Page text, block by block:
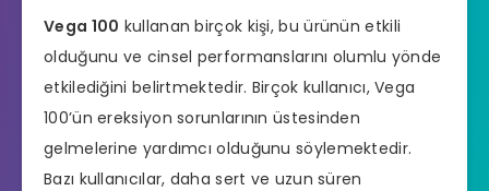
Vega 100 kullanan birçok kişi, bu ürünün etkili
olduğunu ve cinsel performanslarını olumlu yönde
etkilediğini belirtmektedir. Birçok kullanıcı, Vega
100’ün ereksiyon sorunlarının üstesinden
gelmelerine yardımcı olduğunu söylemektedir.
Bazı kullanıcılar, daha sert ve uzun süren